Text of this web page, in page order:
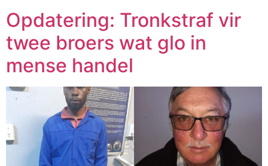
Opdatering: Tronkstraf vir
twee broers wat glo in
mense handel